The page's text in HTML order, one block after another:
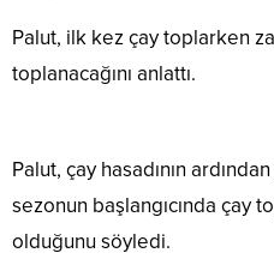
Palut, ilk kez çay toplarken
toplanacağını anlattı.
Palut, çay hasadının
sezonun başlangıcında çay
olduğunu söyledi.